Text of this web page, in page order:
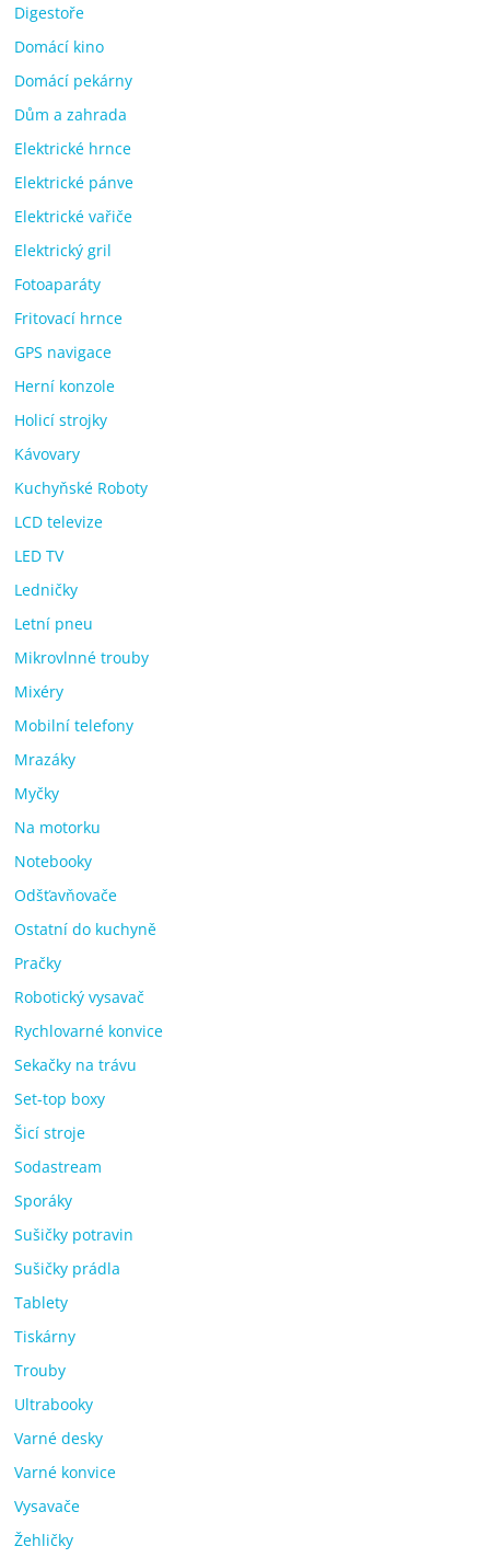
Digestoře
Domácí kino
Domácí pekárny
Dům a zahrada
Elektrické hrnce
Elektrické pánve
Elektrické vařiče
Elektrický gril
Fotoaparáty
Fritovací hrnce
GPS navigace
Herní konzole
Holicí strojky
Kávovary
Kuchyňské Roboty
LCD televize
LED TV
Ledničky
Letní pneu
Mikrovlnné trouby
Mixéry
Mobilní telefony
Mrazáky
Myčky
Na motorku
Notebooky
Odšťavňovače
Ostatní do kuchyně
Pračky
Robotický vysavač
Rychlovarné konvice
Sekačky na trávu
Set-top boxy
Šicí stroje
Sodastream
Sporáky
Sušičky potravin
Sušičky prádla
Tablety
Tiskárny
Trouby
Ultrabooky
Varné desky
Varné konvice
Vysavače
Žehličky